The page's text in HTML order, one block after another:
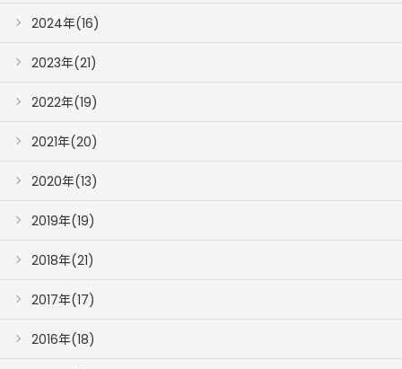
2024年(16)
2023年(21)
2022年(19)
2021年(20)
2020年(13)
2019年(19)
2018年(21)
2017年(17)
2016年(18)